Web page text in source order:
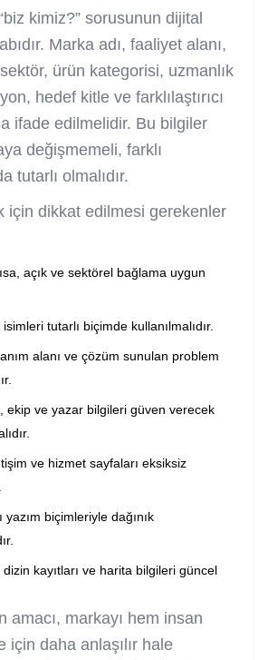
kimiz?” sorusunun dijital
Marka adı, faaliyet alanı,
ürün kategorisi, uzmanlık
hedef kitle ve farklılaştırıcı
ifade edilmelidir. Bu bilgiler
değişmemeli, farklı
tutarlı olmalıdır.
için dikkat edilmesi gerekenler
açık ve sektörel bağlama uygun
tutarlı biçimde kullanılmalıdır.
alanı ve çözüm sunulan problem
ekip ve yazar bilgileri güven verecek
ve hizmet sayfaları eksiksiz
yazım biçimleriyle dağınık
kayıtları ve harita bilgileri güncel
amacı, markayı hem insan
için daha anlaşılır hale